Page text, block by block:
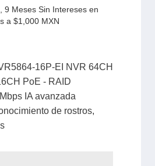
9 Meses Sin Intereses en
a $1,000 MXN
16P-EI NVR 64CH
PoE - RAID
IA avanzada
de rostros,